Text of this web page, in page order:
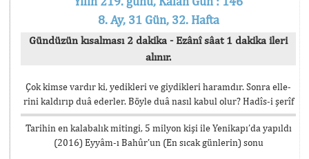
8. Ay, 31 Gün, 32. Hafta
Gündüzün kısalması 2 dakika - Ezânî sâat 1 dakika ileri
alınır.
Çok kimse vardır ki, yedikleri ve giydikleri haramdır. Sonra elle-
rini kaldırıp duâ ederler. Böyle duâ nasıl kabul olur? Hadîs-i şerîf
Tarihin en kalabalık mitingi, 5 milyon kişi ile Yenikapı’da yapıldı
(2016) Eyyâm-ı Bahûr’un (En sıcak günlerin) sonu